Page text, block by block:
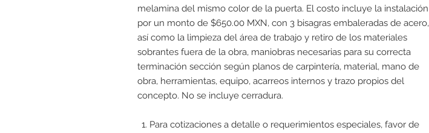
melamina del mismo color de la puerta. El costo incluye la instalación
por un monto de $650.00 MXN, con 3 bisagras embaleradas de acero,
así como la limpieza del área de trabajo y retiro de los materiales
sobrantes fuera de la obra, maniobras necesarias para su correcta
terminación sección según planos de carpintería, material, mano de
obra, herramientas, equipo, acarreos internos y trazo propios del
concepto. No se incluye cerradura.
Para cotizaciones a detalle o requerimientos especiales, favor de